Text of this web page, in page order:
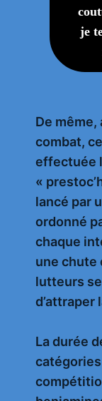
je
De même,
combat,
effectuée
«
lancé par
ordonné
chaque
une chute
lutteurs
d’attraper
La durée
catégories